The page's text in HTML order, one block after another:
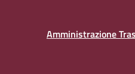
Amministrazione